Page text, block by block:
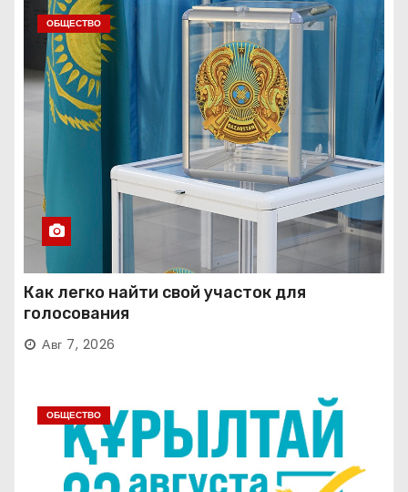
ОБЩЕСТВО
Как легко найти свой участок для
голосования
Авг 7, 2026
ОБЩЕСТВО